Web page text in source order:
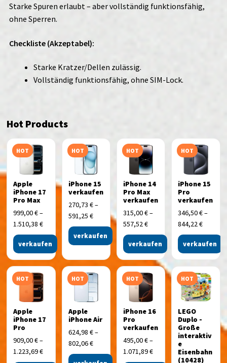
Starke Spuren erlaubt – aber vollständig funktionsfähig,
ohne Sperren.
Checkliste (Akzeptabel):
Starke Kratzer/Dellen zulässig.
Vollständig funktionsfähig, ohne SIM-Lock.
Hot Products
HOT
Apple
iPhone 17
Pro Max
999,00€–
1.510,38€
verkaufen
HOT
iPhone 15
verkaufen
270,73 €–
591,25 €
verkaufen
HOT
iPhone 14
Pro Max
verkaufen
315,00€–
557,52€
verkaufen
HOT
iPhone 15
Pro
verkaufen
346,50€–
844,22€
verkaufen
HOT
Apple
iPhone 17
Pro
909,00€–
1.223,69€
HOT
Apple
iPhone Air
624,98 €–
802,06€
HOT
iPhone 16
Pro
verkaufen
495,00€–
1.071,89€
HOT
LEGO
Duplo -
Große
interaktiv
e
Eisenbahn
(10428)